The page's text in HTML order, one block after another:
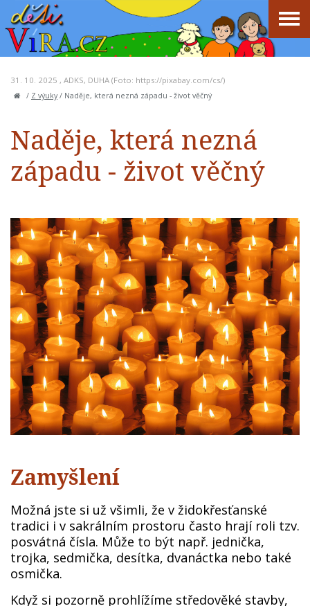
31. 10. 2025 , ADKS, DUHA (Foto: https://pixabay.com/cs/)
/ Z výuky/ Naděje, která nezná západu - život věčný
Naděje, která nezná
západu - život věčný
Zamyšlení
Možná jste si už všimli, že v židokřesťanské
tradici i v sakrálním prostoru často hrají roli tzv.
posvátná čísla. Může to být např. jednička,
trojka, sedmička, desítka, dvanáctka nebo také
osmička.
Když si pozorně prohlížíme středověké stavby,